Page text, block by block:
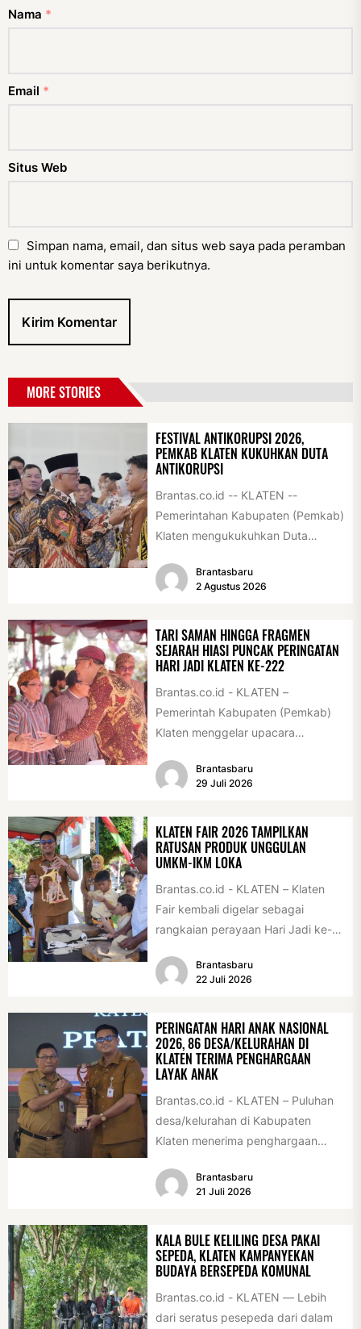
Nama *
Email *
Situs Web
Simpan nama, email, dan situs web saya pada peramban
ini untuk komentar saya berikutnya.
MORE STORIES
FESTIVAL ANTIKORUPSI 2026,
PEMKAB KLATEN KUKUHKAN DUTA
ANTIKORUPSI
Brantas.co.id -- KLATEN --
Pemerintahan Kabupaten (Pemkab)
Klaten mengukukuhkan Duta
pelajar dan pemuda. Pengukuhan
tersebut digelar...
Brantasbaru
2 Agustus 2026
TARI SAMAN HINGGA FRAGMEN
SEJARAH HIASI PUNCAK PERINGATAN
HARI JADI KLATEN KE-222
Brantas.co.id - KLATEN –
Pemerintah Kabupaten (Pemkab)
Klaten menggelar upacara
di Alun-alun Klaten, Selasa
(28/7/2026)....
Brantasbaru
29 Juli 2026
KLATEN FAIR 2026 TAMPILKAN
RATUSAN PRODUK UNGGULAN
UMKM-IKM LOKA
Brantas.co.id - KLATEN – Klaten
Fair kembali digelar sebagai
rangkaian perayaan Hari Jadi ke-
Acara ini digelar...
Brantasbaru
22 Juli 2026
PERINGATAN HARI ANAK NASIONAL
2026, 86 DESA/KELURAHAN DI
KLATEN TERIMA PENGHARGAAN
LAYAK ANAK
Brantas.co.id - KLATEN – Puluhan
desa/kelurahan di Kabupaten
Klaten menerima penghargaan
2026. Penghargaan tersebut
diserahkan sebagai...
Brantasbaru
21 Juli 2026
KALA BULE KELILING DESA PAKAI
SEPEDA, KLATEN KAMPANYEKAN
BUDAYA BERSEPEDA KOMUNAL
Brantas.co.id - KLATEN — Lebih
dari seratus pesepeda dari dalam